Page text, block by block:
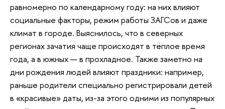
равномерно по календарному году: на них влияют
социальные факторы, режим работы ЗАГСов и даже
климат в городе. Выяснилось, что в северных
регионах зачатия чаще происходят в тёплое время
года, а в южных — в прохладное. Также заметно на
дни рождения людей влияют праздники: например,
раньше родители специально регистрировали детей
в «красивые» даты, из-за этого одними из популярных